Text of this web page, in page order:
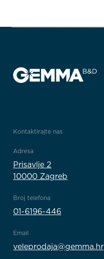
Kontaktirajte nas
Adresa
Prisavlje 2
10000 Zagreb
Broj telefona
01-6196-446
Email
veleprodaja@gemma.hr